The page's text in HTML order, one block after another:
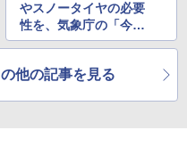
やスノータイヤの必要
性を、気象庁の「今後
の雪」で確認しよう
他の記事を見る